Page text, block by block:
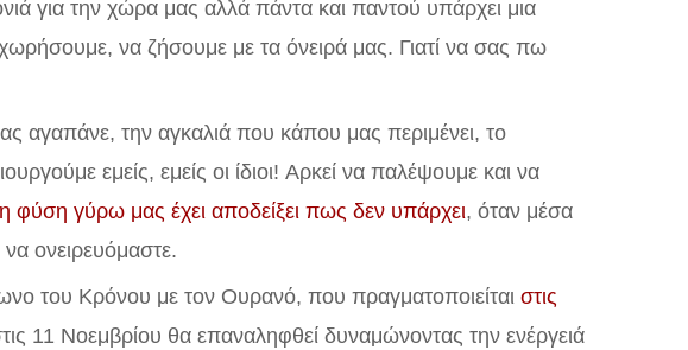
για την χώρα μας αλλά πάντα και παντού υπάρχει μια
να ζήσουμε με τα όνειρά μας. Γιατί να σας πω
αγαπάνε, την αγκαλιά που κάπου μας περιμένει, το
εμείς, εμείς οι ίδιοι! Aρκεί να παλέψουμε και να
φύση γύρω μας έχει αποδείξει πως δεν υπάρχει, όταν μέσα
ονειρευόμαστε.
του Κρόνου με τον Ουρανό, που πραγματοποιείται στις
11 Νοεμβρίου θα επαναληφθεί δυναμώνοντας την ενέργειά